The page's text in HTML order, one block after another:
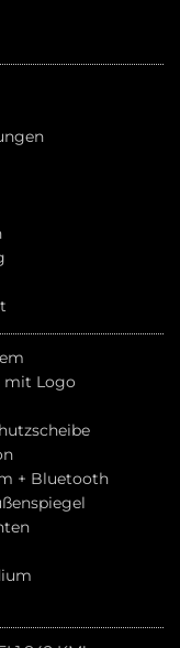
mit Logo
+ Bluetooth